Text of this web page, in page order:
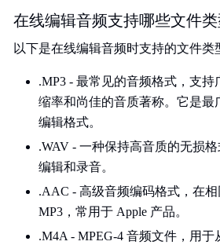
在线编辑音频支持哪些文件类
以下是在线编辑音频时支持的文件类
.MP3 - 最常见的音频格式，支
缩率和尚佳的音质著称。它是最
编辑格式。
.WAV - 一种保持高音质的无损
编辑和录音。
.AAC - 高级音频编码格式，在
MP3，常用于 Apple 产品。
.M4A - MPEG-4 音频文件，用于